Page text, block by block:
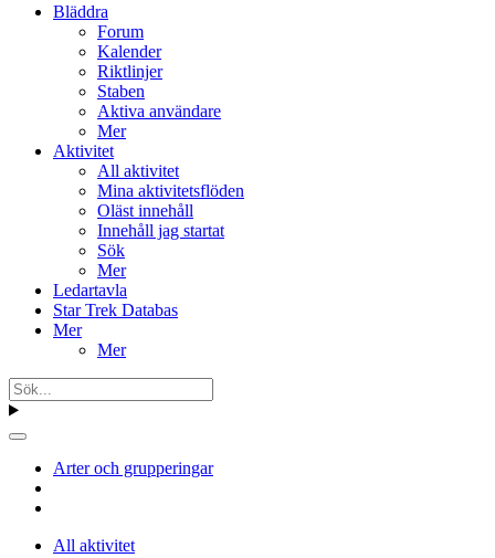
Bläddra
Forum
Kalender
Riktlinjer
Staben
Aktiva användare
Mer
Aktivitet
All aktivitet
Mina aktivitetsflöden
Oläst innehåll
Innehåll jag startat
Sök
Mer
Ledartavla
Star Trek Databas
Mer
Mer
Arter och grupperingar
All aktivitet